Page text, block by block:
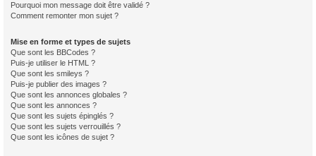
Pourquoi mon message doit être validé ?
Comment remonter mon sujet ?
Mise en forme et types de sujets
Que sont les BBCodes ?
Puis-je utiliser le HTML ?
Que sont les smileys ?
Puis-je publier des images ?
Que sont les annonces globales ?
Que sont les annonces ?
Que sont les sujets épinglés ?
Que sont les sujets verrouillés ?
Que sont les icônes de sujet ?